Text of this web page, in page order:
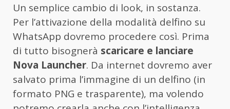
Un semplice cambio di look, in sostanza.
Per l’attivazione della modalità delfino su
WhatsApp dovremo procedere così. Prima
di tutto bisognerà scaricare e lanciare
Nova Launcher. Da internet dovremo aver
salvato prima l’immagine di un delfino (in
formato PNG e trasparente), ma volendo